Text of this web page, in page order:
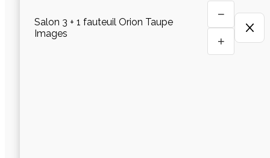
Salon 3 + 1 fauteuil Orion Taupe
Images
−
+